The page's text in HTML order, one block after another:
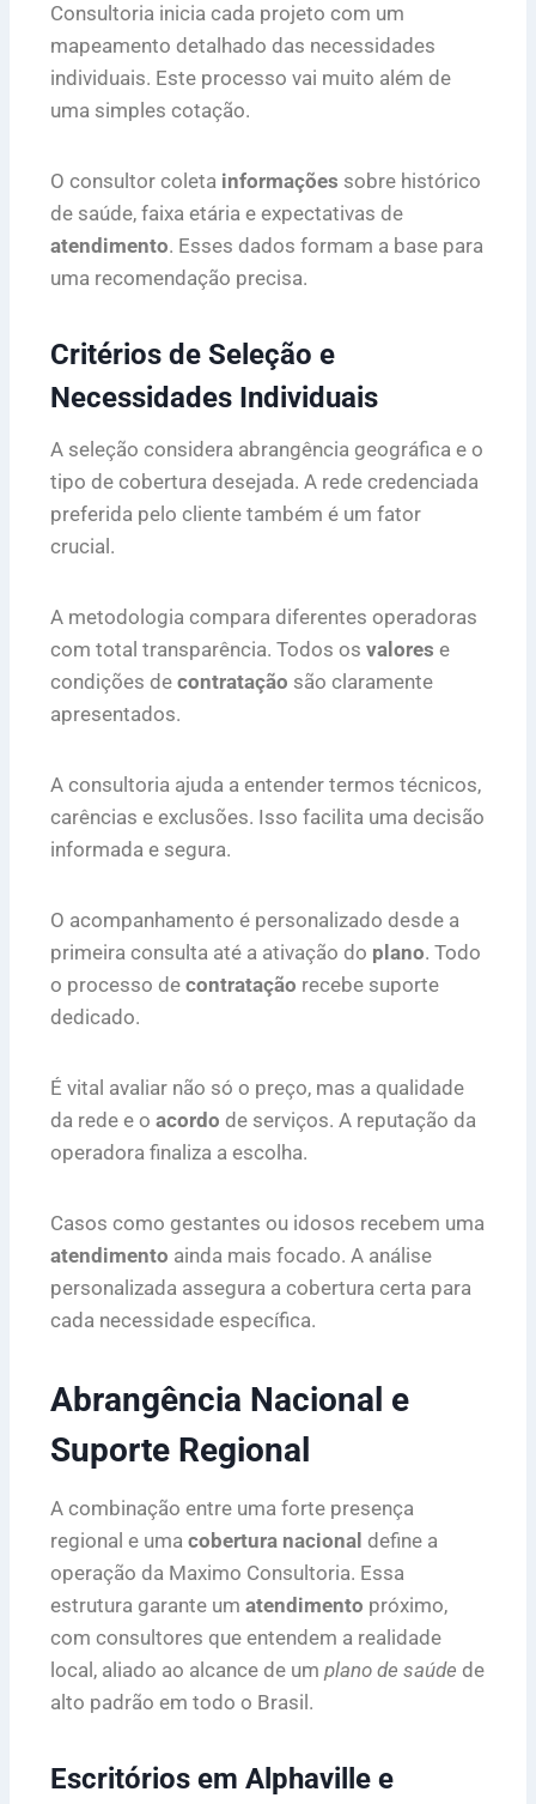
Consultoria inicia cada projeto com um
mapeamento detalhado das necessidades
individuais. Este processo vai muito além de
uma simples cotação.
O consultor coleta informações sobre histórico
de saúde, faixa etária e expectativas de
atendimento. Esses dados formam a base para
uma recomendação precisa.
Critérios de Seleção e
Necessidades Individuais
A seleção considera abrangência geográfica e o
tipo de cobertura desejada. A rede credenciada
preferida pelo cliente também é um fator
crucial.
A metodologia compara diferentes operadoras
com total transparência. Todos os valores e
condições de contratação são claramente
apresentados.
A consultoria ajuda a entender termos técnicos,
carências e exclusões. Isso facilita uma decisão
informada e segura.
O acompanhamento é personalizado desde a
primeira consulta até a ativação do plano. Todo
o processo de contratação recebe suporte
dedicado.
É vital avaliar não só o preço, mas a qualidade
da rede e o acordo de serviços. A reputação da
operadora finaliza a escolha.
Casos como gestantes ou idosos recebem uma
atendimento ainda mais focado. A análise
personalizada assegura a cobertura certa para
cada necessidade específica.
Abrangência Nacional e
Suporte Regional
A combinação entre uma forte presença
regional e uma cobertura nacional define a
operação da Maximo Consultoria. Essa
estrutura garante um atendimento próximo,
com consultores que entendem a realidade
local, aliado ao alcance de um plano de saúde de
alto padrão em todo o Brasil.
Escritórios em Alphaville e